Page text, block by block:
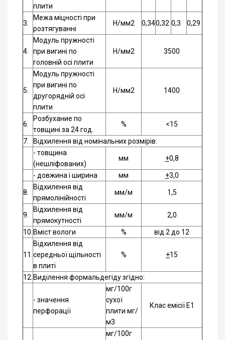
плити
3.
Межа міцності при
розтягуванні
Н/мм2 0,340,32 0,3 0,29
4.
Модуль пружності
при вигині по
головній осі плити
Н/мм2 3500
5.
Модуль пружності
при вигині по
другорядній осі
плити
Н/мм2 1400
6.
Розбухание по
товщині за 24 год.
% <15
7.
Відхилення від номінальних розмірів:
- товщина
(нешліфованих)
мм +0,8
- довжина і ширина мм +3,0
8.
Відхилення від
прямолінійності
мм/м 1,5
9.
Відхилення від
прямокутності
мм/м 2,0
10. Вміст вологи % від 2 до 12
11.
Відхилення від
середньої щільності
в плиті
% +15
12. Виділення формальдегіду згідно:
- значення
перфорації
мг/100г
сухої
плити мг/
м3
Клас емісії Е1
мг/100г